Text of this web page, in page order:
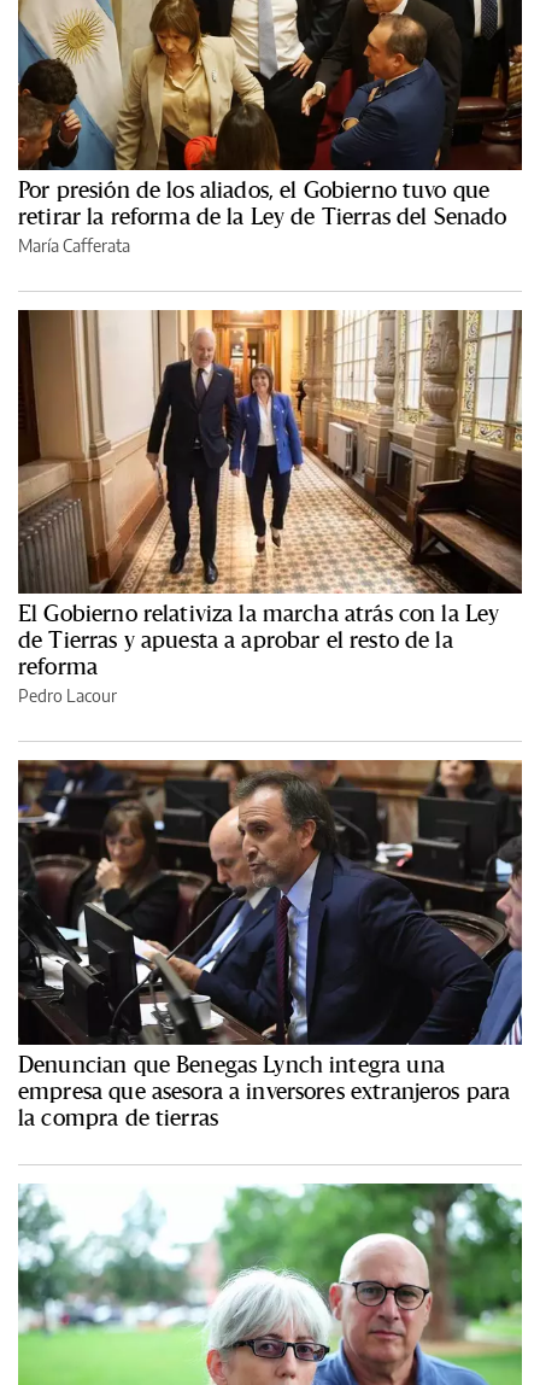
Por presión de los aliados, el Gobierno tuvo que
retirar la reforma de la Ley de Tierras del Senado
María Cafferata
El Gobierno relativiza la marcha atrás con la Ley
de Tierras y apuesta a aprobar el resto de la
reforma
Pedro Lacour
Denuncian que Benegas Lynch integra una
empresa que asesora a inversores extranjeros para
la compra de tierras